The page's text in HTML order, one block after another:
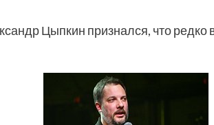
Цыпкин признался, что редко